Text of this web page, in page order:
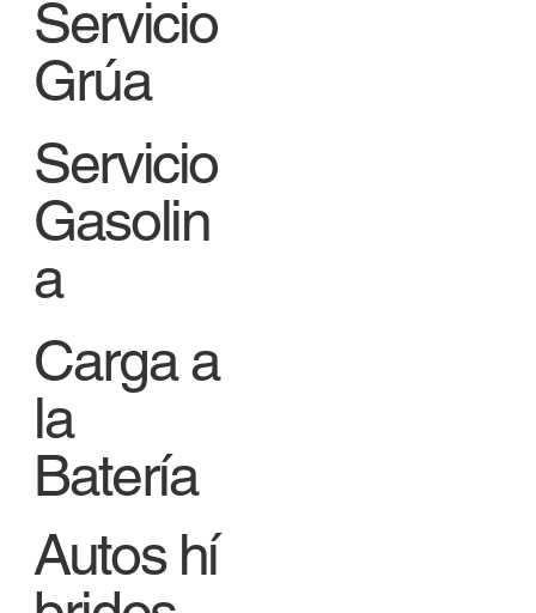
Servicio
Grúa
Servicio
Gasolin
a
Carga a
la
Batería
Autos hí